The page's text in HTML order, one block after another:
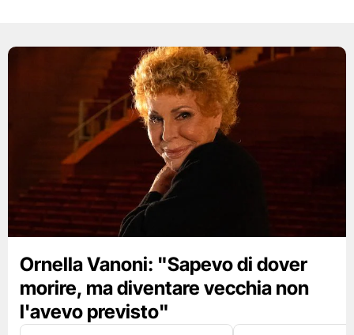
Ornella Vanoni: "Sapevo di dover
morire, ma diventare vecchia non
l'avevo previsto"